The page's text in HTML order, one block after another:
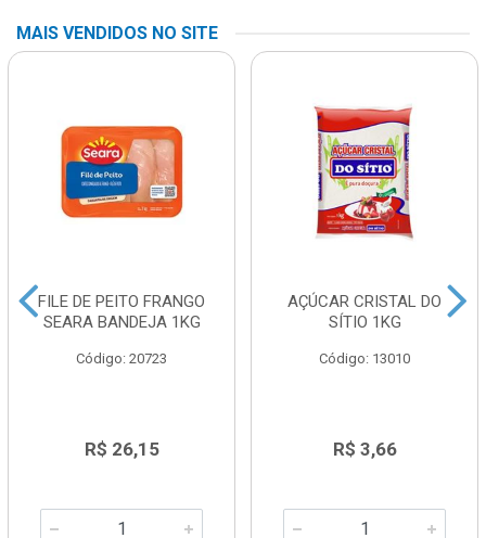
MAIS VENDIDOS NO SITE
FILE DE PEITO FRANGO
SEARA BANDEJA 1KG
Código: 20723
R$ 26,15
AÇÚCAR CRISTAL DO
SÍTIO 1KG
Código: 13010
R$ 3,66